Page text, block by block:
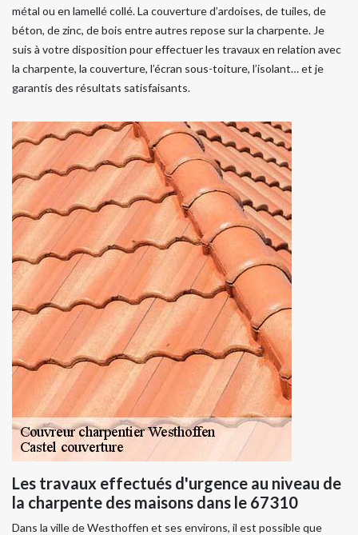
métal ou en lamellé collé. La couverture d’ardoises, de tuiles, de
béton, de zinc, de bois entre autres repose sur la charpente. Je
suis à votre disposition pour effectuer les travaux en relation avec
la charpente, la couverture, l’écran sous-toiture, l’isolant… et je
garantis des résultats satisfaisants.
Les travaux effectués d'urgence au niveau de
la charpente des maisons dans le 67310
Dans la ville de Westhoffen et ses environs, il est possible que